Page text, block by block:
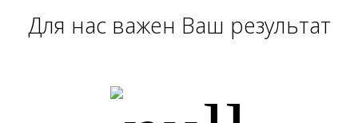
Для нас важен Ваш результат